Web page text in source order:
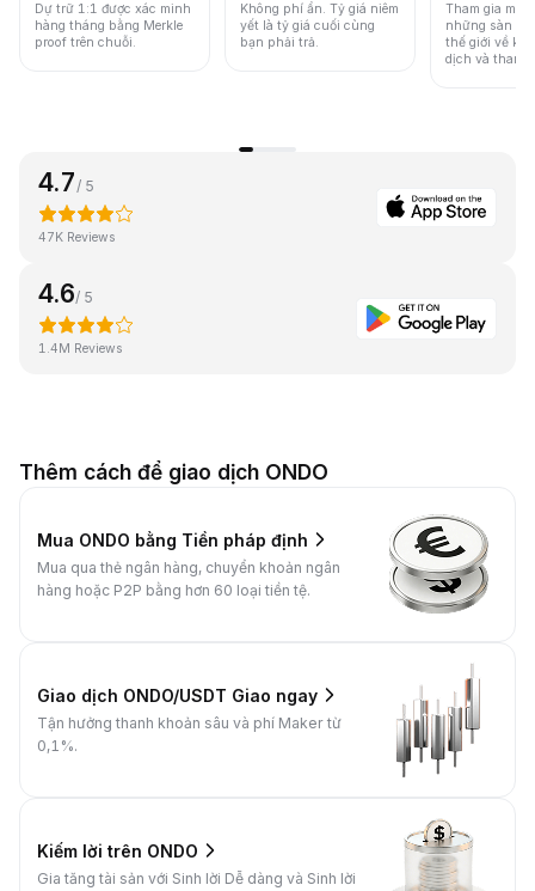
Dự trữ 1:1 được xác minh
hàng tháng bằng Merkle
proof trên chuỗi.
Không phí ẩn. Tỷ giá niêm
yết là tỷ giá cuối cùng
bạn phải trả.
Tham gia một
những sàn
thế giới về
dịch và thanh
4.7/ 5
47K Reviews
4.6/ 5
1.4M Reviews
Thêm cách để giao dịch ONDO
Mua ONDO bằng Tiền pháp định
Mua qua thẻ ngân hàng, chuyển khoản ngân
hàng hoặc P2P bằng hơn 60 loại tiền tệ.
Giao dịch ONDO/USDT Giao ngay
Tận hưởng thanh khoản sâu và phí Maker từ
0,1%.
Kiếm lời trên ONDO
Gia tăng tài sản với Sinh lời Dễ dàng và Sinh lời